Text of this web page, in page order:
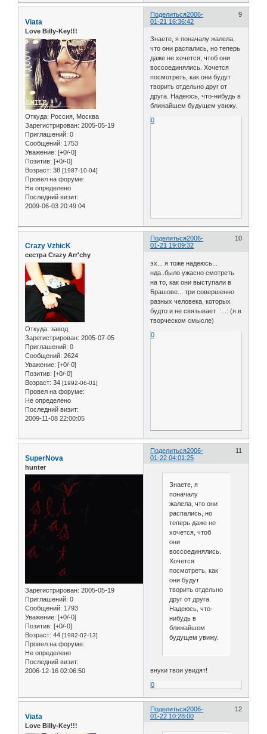
Поделиться 9
2006-
01-21 16:36:42
Viata
Love Billy-Key!!!
Откуда: Россия, Москва
Зарегистрирован: 2005-05-19
Приглашений: 0
Сообщений: 1753
Уважение: [+0/-0]
Позитив: [+0/-0]
Возраст: 38 [1987-10-04]
Провел на форуме:
Не определено
Последний визит:
2009-06-03 20:49:04
Знаете, я поначалу жалела,
что они распались, но теперь
даже не хочется, чтоб они
воссоединялись. Хочется
посмотреть, как они будут
творить отдельно друг от
друга. Надеюсь, что-нибудь в
ближайшем будущем увижу.
0
Поделиться 10
2006-
01-21 19:09:32
Crazy VzhicK
сестра Crazy Arr'chy
Откуда: завод
Зарегистрирован: 2005-07-05
Приглашений: 0
Сообщений: 2624
Уважение: [+0/-0]
Позитив: [+0/-0]
Возраст: 34 [1992-06-01]
Провел на форуме:
Не определено
Последний визит:
2009-11-08 22:00:05
эх... я тоже надеюсь...
нда..было ужасно смотреть
на то, как они выступали в
Брашове... три совершенно
разных человека, которых
будто и не связывает :...: (я в
творческом смысле)
0
Поделиться 11
2006-
01-22 04:01:25
SuperNova
hunter
Зарегистрирован: 2005-05-19
Приглашений: 0
Сообщений: 1793
Уважение: [+0/-0]
Позитив: [+0/-0]
Возраст: 44 [1982-02-13]
Провел на форуме:
Не определено
Последний визит:
2006-12-16 02:06:50
Знаете, я
поначалу
жалела, что они
распались, но
теперь даже не
хочется, чтоб
они
воссоединялись.
Хочется
посмотреть, как
они будут
творить отдельно
друг от друга.
Надеюсь, что-
нибудь в
ближайшем
будущем увижу.
внуки твои увидят!
0
Поделиться 12
2006-
01-22 10:28:00
Viata
Love Billy-Key!!!